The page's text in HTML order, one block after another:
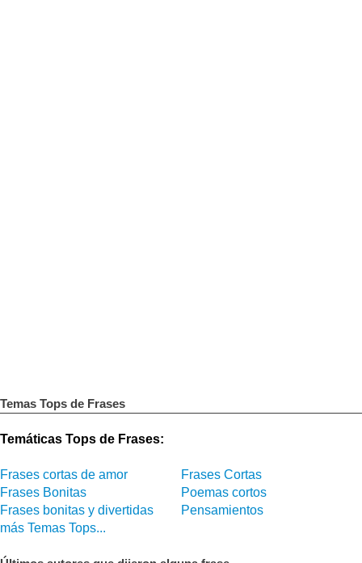
Temas Tops de Frases
Temáticas Tops de Frases:
Frases cortas de amor
Frases Cortas
Frases Bonitas
Poemas cortos
Frases bonitas y divertidas
Pensamientos
más Temas Tops...